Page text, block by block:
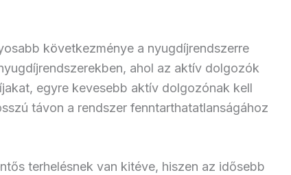
következménye a nyugdíjrendszerre
ahol az aktív dolgozók
egyre kevesebb aktív dolgozónak kell
távon a rendszer fenntarthatatlanságához
terhelésnek van kitéve, hiszen az idősebb